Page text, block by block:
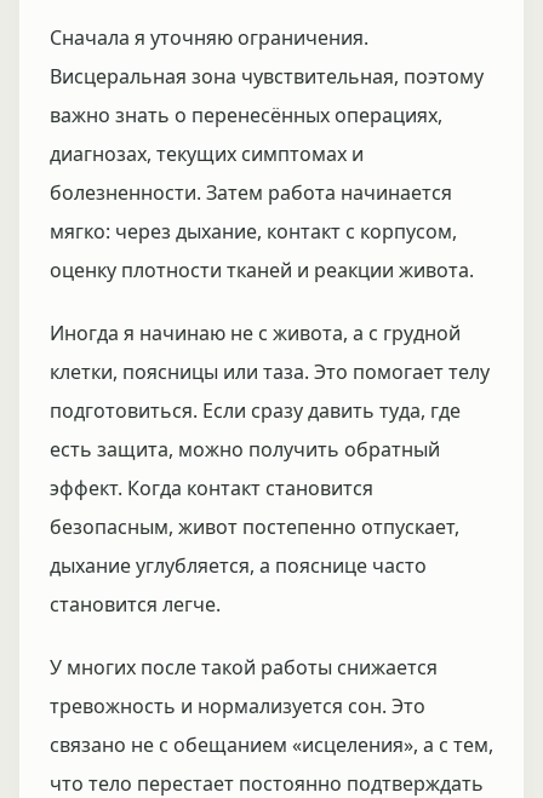
Сначала я уточняю ограничения.
Висцеральная зона чувствительная, поэтому
важно знать о перенесённых операциях,
диагнозах, текущих симптомах и
болезненности. Затем работа начинается
мягко: через дыхание, контакт с корпусом,
оценку плотности тканей и реакции живота.
Иногда я начинаю не с живота, а с грудной
клетки, поясницы или таза. Это помогает телу
подготовиться. Если сразу давить туда, где
есть защита, можно получить обратный
эффект. Когда контакт становится
безопасным, живот постепенно отпускает,
дыхание углубляется, а пояснице часто
становится легче.
У многих после такой работы снижается
тревожность и нормализуется сон. Это
связано не с обещанием «исцеления», а с тем,
что тело перестает постоянно подтверждать